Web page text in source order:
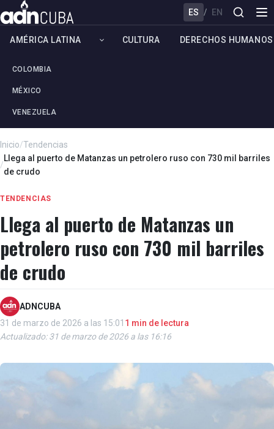
ES / EN
AMÉRICA LATINA
COLOMBIA
MÉXICO
VENEZUELA
CULTURA DERECHOS HUMANOS
Inicio/Tendencias
/
Llega al puerto de Matanzas un petrolero ruso con 730 mil barriles
de crudo
TENDENCIAS
Llega al puerto de Matanzas un
petrolero ruso con 730 mil barriles
de crudo
ADNCUBA
31 de marzo de 2026 a las 15:01 1 min de lectura
Actualizado: 31 de marzo de 2026 a las 16:16